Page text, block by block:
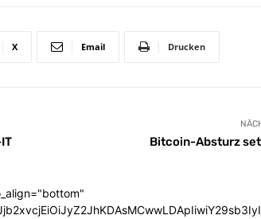
X Email Drucken
Bitcoin-Absturz